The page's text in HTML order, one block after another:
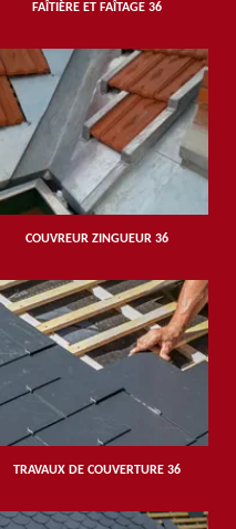
FAÎTIÈRE ET FAÎTAGE 36
COUVREUR ZINGUEUR 36
TRAVAUX DE COUVERTURE 36